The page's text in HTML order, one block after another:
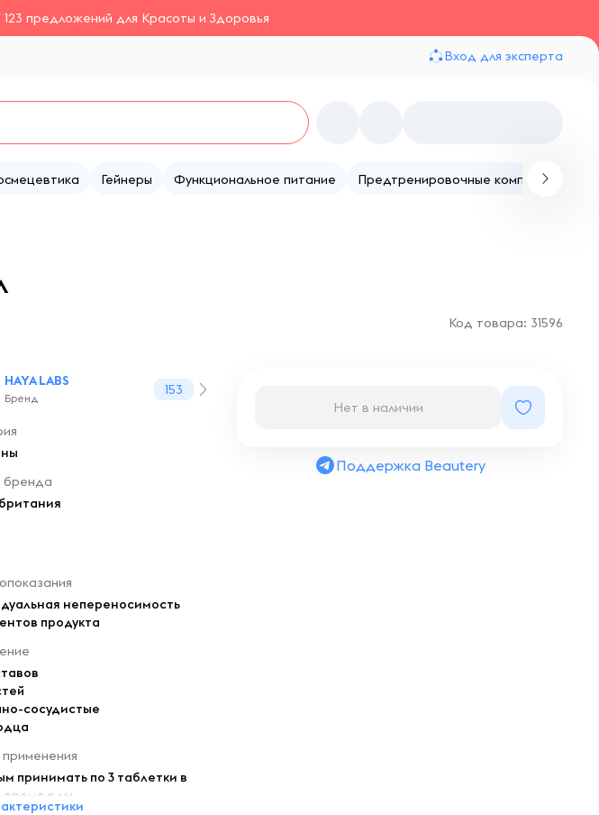
123 предложений для Красоты и Здоровья
Вход для эксперта
Гейнеры Функциональное питание Предтренировочные комплексы
Код товара: 31596
HAYA LABS
Бренд
153
бренда
непереносимость
продукта
сосудистые
принимать по 3 таблетки в
время еды
Нет в наличии
Поддержка Beautery